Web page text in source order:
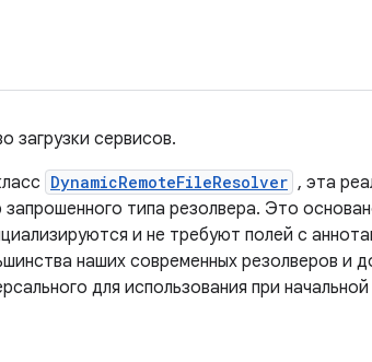
загрузки сервисов.
DynamicRemoteFileResolver , эта
типа резолвера. Это
и не требуют полей с
наших современных резолверов и
для использования при